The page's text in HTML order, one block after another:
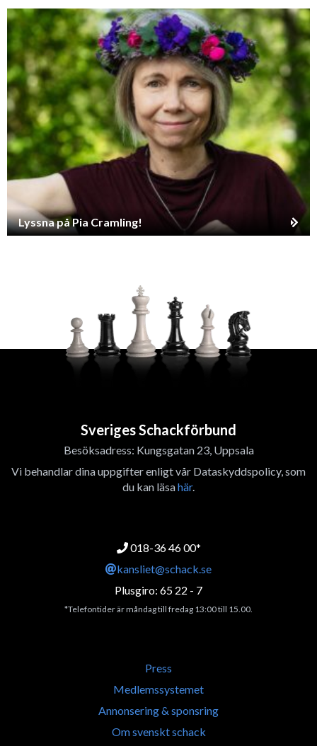
Lyssna på Pia Cramling!
Sveriges Schackförbund
Besöksadress: Kungsgatan 23, Uppsala
Vi behandlar dina uppgifter enligt vår Dataskyddspolicy, som
du kan läsahär.
018-36 46 00*
kansliet@schack.se
Plusgiro: 65 22 - 7
*Telefontider är måndag till fredag 13:00 till 15.00.
Press
Medlemssystemet
Annonsering & sponsring
Om svenskt schack